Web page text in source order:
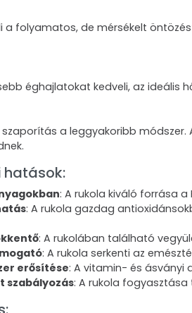
a folyamatos, de mérsékelt
éghajlatokat kedveli, az ideális
a leggyakoribb
hatások:
: A rukola kiváló forrása
: A rukola gazdag
: A rukolában található
: A rukola serkenti az
erősítése: A vitamin- és ásványi
szabályozás: A rukola